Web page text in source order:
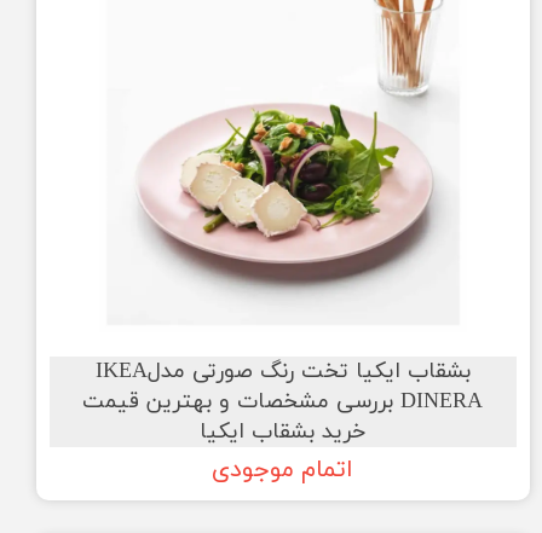
بشقاب ایکیا تخت رنگ صورتی مدلIKEA
DINERA بررسی مشخصات و بهترین قیمت
خرید بشقاب ایکیا
اتمام موجودی